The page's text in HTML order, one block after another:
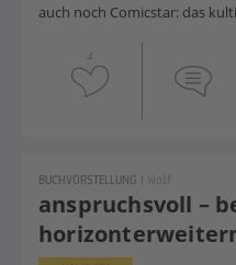
auch noch Comicstar: das
4
anspruchsvoll –
BUCHVORSTELLUNG | Wolf